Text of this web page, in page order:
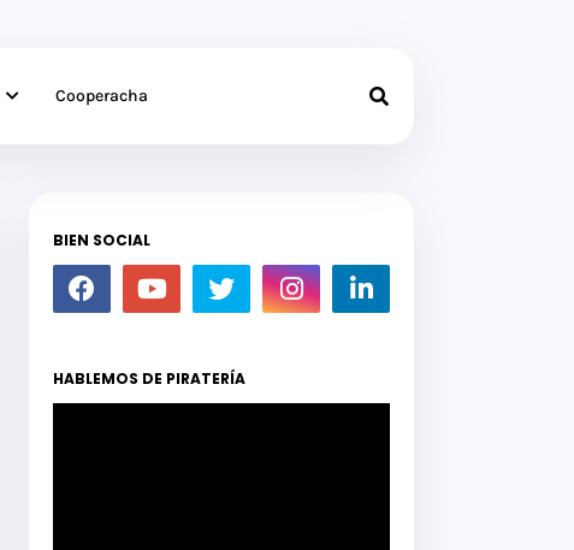
Cooperacha
BIEN SOCIAL
HABLEMOS DE PIRATERÍA